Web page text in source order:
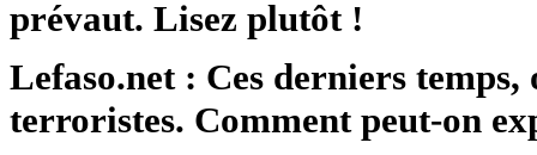
prévaut. Lisez plutôt !
Lefaso.net : Ces derniers temps,
terroristes. Comment peut-on